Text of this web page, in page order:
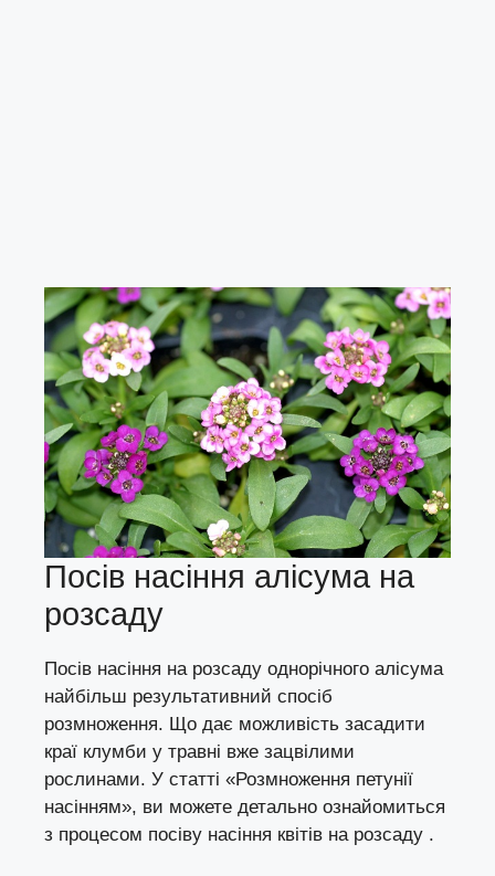
Посів насіння алісума на
розсаду
Посів насіння на розсаду однорічного алісума
найбільш результативний спосіб
розмноження. Що дає можливість засадити
краї клумби у травні вже зацвілими
рослинами. У статті «Розмноження петунії
насінням», ви можете детально ознайомиться
з процесом посіву насіння квітів на розсаду .